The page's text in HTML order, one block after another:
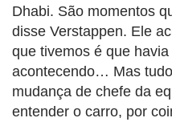
Dhabi. São momentos
disse Verstappen. Ele
que tivemos é que
acontecendo… Mas
mudança de chefe da
entender o carro, por